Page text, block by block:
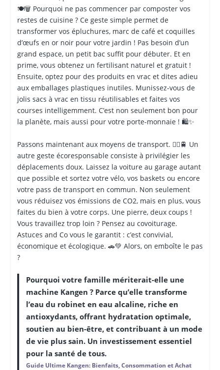
🍽️🗑️ Pourquoi ne pas commencer par composter vos
restes de cuisine ? Ce geste simple permet de
transformer vos épluchures, marc de café et coquilles
d’œufs en or noir pour votre jardin ! Pas besoin d’un
grand espace, un petit bac suffit pour débuter. Et en
prime, vous obtenez un fertilisant naturel et gratuit !
Ensuite, optez pour des produits en vrac et dites adieu
aux emballages plastiques inutiles. Munissez-vous de
jolis sacs à vrac en tissu réutilisables et faites vos
courses intelligemment. C’est non seulement bon pour
la planète, mais aussi pour votre porte-monnaie ! 🛍️✨
Passons maintenant aux moyens de transport. 🚴‍♀️🚆 Un
autre geste écoresponsable consiste à privilégier les
déplacements doux. Laissez la voiture au garage autant
que possible et sortez votre vélo, vos baskets ou encore
votre pass de transport en commun. Non seulement
vous réduisez vos émissions de CO2, mais en plus, vous
faites du bien à votre corps. Une pierre, deux coups !
Vous travaillez trop loin ? Pensez au covoiturage.
Astuces and Co vous le garantit : c’est convivial,
économique et écologique. 🚗💚 Alors, on emboîte le pas
?
Pourquoi votre famille mériterait-elle une
machine Kangen ? Parce qu’elle transforme
l’eau du robinet en eau alcaline, riche en
antioxydants, offrant hydratation optimale,
soutien au bien-être, et contribuant à un mode
de vie plus sain. Un investissement essentiel
pour la santé de tous.
Guide Ultime Kangen: Bienfaits, Consommation et Achat